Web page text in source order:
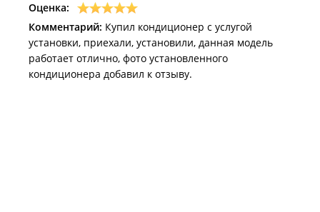
Оценка:
Комментарий: Купил кондиционер с услугой
установки, приехали, установили, данная модель
работает отлично, фото установленного
кондиционера добавил к отзыву.